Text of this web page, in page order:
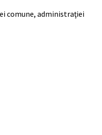
comune, administraţiei